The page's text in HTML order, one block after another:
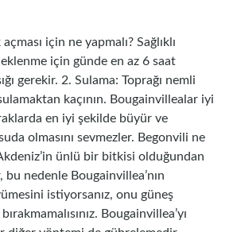
için ne yapmalı? Sağlıklı
için günde en az 6 saat
gerekir. 2. Sulama: Toprağı nemli
kaçının. Bougainvillealar iyi
en iyi şekilde büyür ve
olmasını sevmezler. Begonvili ne
ünlü bir bitkisi olduğundan
bu nedenle Bougainvillea’nın
istiyorsanız, onu güneş
Bougainvillea’yı